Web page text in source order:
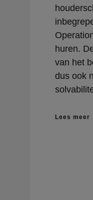
huren.
van het
dus ook
Lees meer